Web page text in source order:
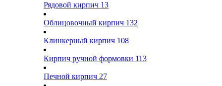
Рядовой кирпич 13
Облицовочный кирпич 132
Клинкерный кирпич 108
Кирпич ручной формовки 113
Печной кирпич 27